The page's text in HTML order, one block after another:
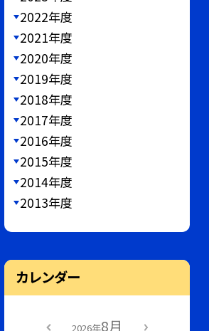
2022年度
2021年度
2020年度
2019年度
2018年度
2017年度
2016年度
2015年度
2014年度
2013年度
カレンダー
2026年8月